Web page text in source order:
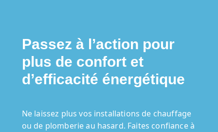
Passez à l’action pour
plus de confort et
d’efficacité énergétique
Ne laissez plus vos installations de chauffage
ou de plomberie au hasard. Faites confiance à